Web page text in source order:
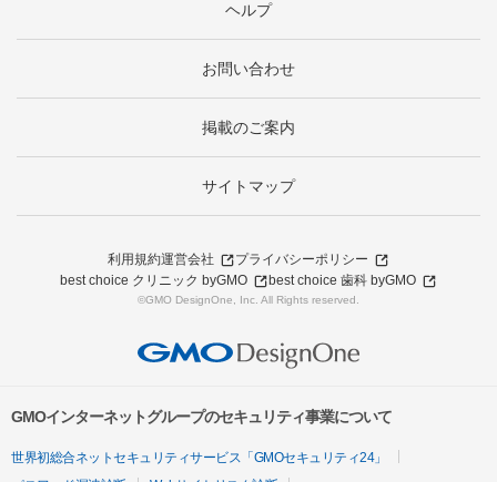
ヘルプ
お問い合わせ
掲載のご案内
サイトマップ
利用規約運営会社
プライバシーポリシー
best choice クリニック byGMO
best choice 歯科 byGMO
©GMO DesignOne, Inc. All Rights reserved.
GMOインターネットグループのセキュリティ事業について
世界初総合ネットセキュリティサービス「GMOセキュリティ24」